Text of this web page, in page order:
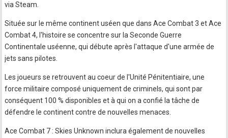
via Steam.
Située sur le même continent uséen que dans Ace Combat 3 et Ace
Combat 4, l'histoire se concentre sur la Seconde Guerre
Continentale uséenne, qui débute après l'attaque d'une armée de
jets sans pilotes.
Les joueurs se retrouvent au coeur de l'Unité Pénitentiaire, une
force militaire composé uniquement de criminels, qui sont par
conséquent 100 % disponibles et à qui on a confié la tâche de
défendre le continent contre de nouvelles menaces.
Ace Combat 7 : Skies Unknown inclura également de nouvelles